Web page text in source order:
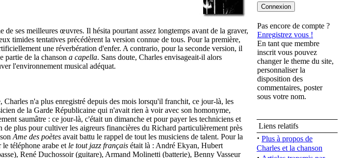
de ses meilleures œuvres. Il hésita pourtant assez longtemps avant de la graver,
timides tentatives précédèrent la version connue de tous. Pour la première,
une réverbération d'enfer. A contrario, pour la seconde version, il
partie de la chanson a capella. Sans doute, Charles envisageait-il alors
l'environnement musical adéquat.
n'a plus enregistré depuis des mois lorsqu'il franchit, ce jour-là, les
de la Garde Républicaine qui n'avait rien à voir avec son homonyme,
saumâtre : ce jour-là, c'était un dimanche et pour payer les techniciens et
plus pour cultiver les aigreurs financières du Richard particulièrement près
Ame des poètes avait battu le rappel de tout les musiciens de talent. Pour la
téléphone arabe et le tout jazz français était là : André Ekyan, Hubert
René Duchossoir (guitare), Armand Molinetti (batterie), Benny Vasseur
Pas encore de compte ?
Enregistrez vous !
En tant que membre
inscrit vous pouvez
changer le theme du site,
personnaliser la
disposition des
commentaires, poster
sous votre nom.
Liens relatifs
· Plus à propos de
Charles et la chanson